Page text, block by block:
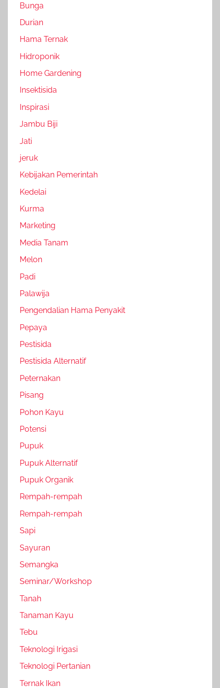
Bunga
Durian
Hama Ternak
Hidroponik
Home Gardening
Insektisida
Inspirasi
Jambu Biji
Jati
jeruk
Kebijakan Pemerintah
Kedelai
Kurma
Marketing
Media Tanam
Melon
Padi
Palawija
Pengendalian Hama Penyakit
Pepaya
Pestisida
Pestisida Alternatif
Peternakan
Pisang
Pohon Kayu
Potensi
Pupuk
Pupuk Alternatif
Pupuk Organik
Rempah-rempah
Rempah-rempah
Sapi
Sayuran
Semangka
Seminar/Workshop
Tanah
Tanaman Kayu
Tebu
Teknologi Irigasi
Teknologi Pertanian
Ternak Ikan